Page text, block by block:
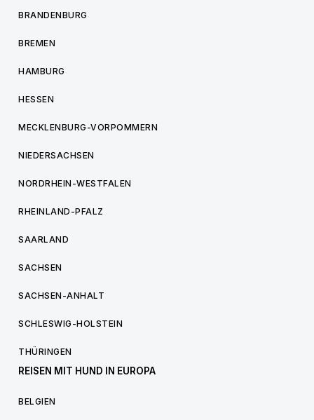
BRANDENBURG
BREMEN
HAMBURG
HESSEN
MECKLENBURG-VORPOMMERN
NIEDERSACHSEN
NORDRHEIN-WESTFALEN
RHEINLAND-PFALZ
SAARLAND
SACHSEN
SACHSEN-ANHALT
SCHLESWIG-HOLSTEIN
THÜRINGEN
REISEN MIT HUND IN EUROPA
BELGIEN